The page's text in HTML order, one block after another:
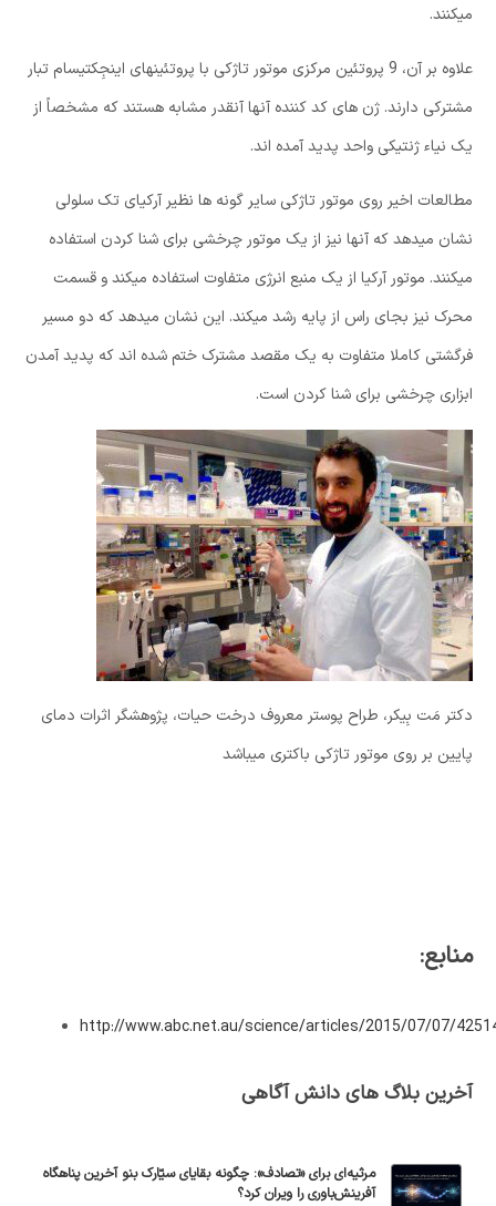
میکنند.
علاوه بر آن، 9 پروتئین مرکزی موتور تاژکی با پروتئینهای اینجِکتیسام تبار
مشترکی دارند. ژن های کد کننده آنها آنقدر مشابه هستند که مشخصاً از
یک نیاء ژنتیکی واحد پدید آمده اند.
مطالعات اخیر روی موتور تاژکی سایر گونه ها نظیر آرکیای تک سلولی
نشان میدهد که آنها نیز از یک موتور چرخشی برای شنا کردن استفاده
میکنند. موتور آرکیا از یک منبع انرژی متفاوت استفاده میکند و قسمت
محرک نیز بجای راس از پایه رشد میکند. این نشان میدهد که دو مسیر
فرگشتی کاملا متفاوت به یک مقصد مشترک ختم شده اند که پدید آمدن
ابزاری چرخشی برای شنا کردن است.
دکتر مَت بِیکر، طراح پوستر معروف درخت حیات، پژوهشگر اثرات دمای
پایین بر روی موتور تاژکی باکتری میباشد
منابع:
http://www.abc.net.au/science/articles/2015/07/07/
آخرین بلاگ های دانش آگاهی
مرثیه‌ای برای «تصادف»: چگونه بقایای سیّارک بنو آخرین پناهگاه
آفرینش‌باوری را ویران کرد؟